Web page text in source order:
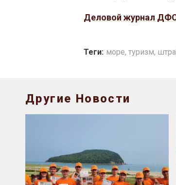
Деловой журнал
Теги: море, туризм,
Другие Новости